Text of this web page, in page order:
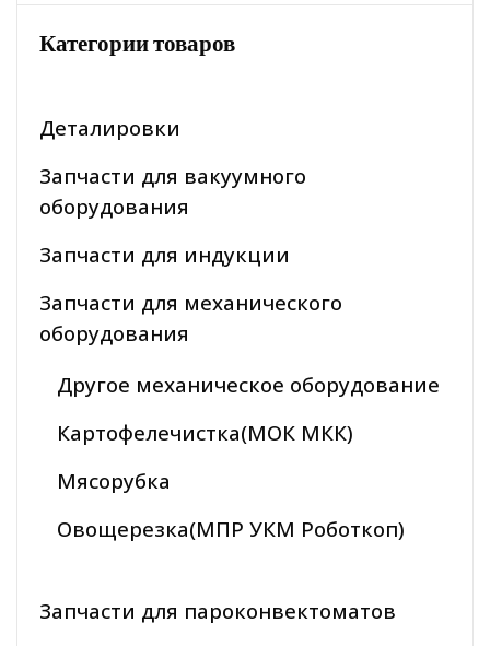
Категории товаров
Деталировки
Запчасти для вакуумного
оборудования
Запчасти для индукции
Запчасти для механического
оборудования
Другое механическое оборудование
Картофелечистка(МОК МКК)
Мясорубка
Овощерезка(МПР УКМ Роботкоп)
Запчасти для пароконвектоматов